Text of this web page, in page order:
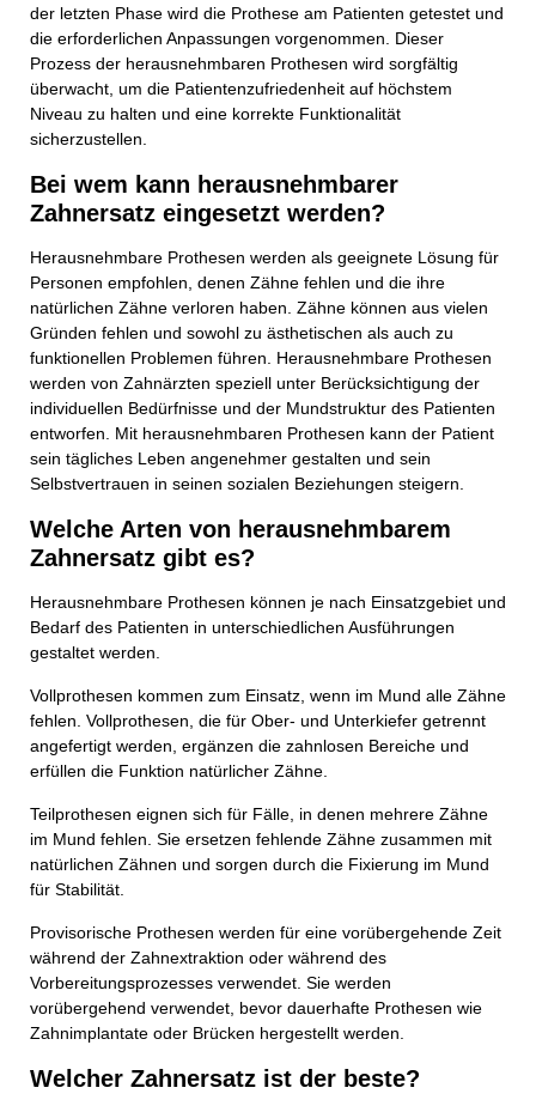
der letzten Phase wird die Prothese am Patienten getestet und
die erforderlichen Anpassungen vorgenommen. Dieser
Prozess der herausnehmbaren Prothesen wird sorgfältig
überwacht, um die Patientenzufriedenheit auf höchstem
Niveau zu halten und eine korrekte Funktionalität
sicherzustellen.
Bei wem kann herausnehmbarer
Zahnersatz eingesetzt werden?
Herausnehmbare Prothesen werden als geeignete Lösung für
Personen empfohlen, denen Zähne fehlen und die ihre
natürlichen Zähne verloren haben. Zähne können aus vielen
Gründen fehlen und sowohl zu ästhetischen als auch zu
funktionellen Problemen führen. Herausnehmbare Prothesen
werden von Zahnärzten speziell unter Berücksichtigung der
individuellen Bedürfnisse und der Mundstruktur des Patienten
entworfen. Mit herausnehmbaren Prothesen kann der Patient
sein tägliches Leben angenehmer gestalten und sein
Selbstvertrauen in seinen sozialen Beziehungen steigern.
Welche Arten von herausnehmbarem
Zahnersatz gibt es?
Herausnehmbare Prothesen können je nach Einsatzgebiet und
Bedarf des Patienten in unterschiedlichen Ausführungen
gestaltet werden.
Vollprothesen kommen zum Einsatz, wenn im Mund alle Zähne
fehlen. Vollprothesen, die für Ober- und Unterkiefer getrennt
angefertigt werden, ergänzen die zahnlosen Bereiche und
erfüllen die Funktion natürlicher Zähne.
Teilprothesen eignen sich für Fälle, in denen mehrere Zähne
im Mund fehlen. Sie ersetzen fehlende Zähne zusammen mit
natürlichen Zähnen und sorgen durch die Fixierung im Mund
für Stabilität.
Provisorische Prothesen werden für eine vorübergehende Zeit
während der Zahnextraktion oder während des
Vorbereitungsprozesses verwendet. Sie werden
vorübergehend verwendet, bevor dauerhafte Prothesen wie
Zahnimplantate oder Brücken hergestellt werden.
Welcher Zahnersatz ist der beste?